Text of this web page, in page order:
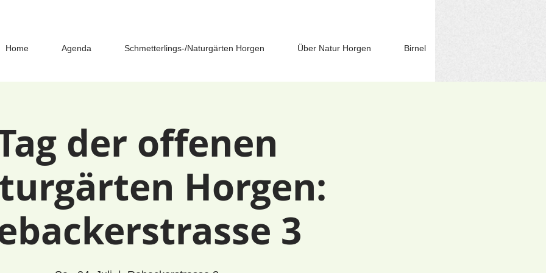
Home Agenda Schmetterlings-/Naturgärten Horgen Über Natur Horgen Birnel
der offenen
Horgen:
3